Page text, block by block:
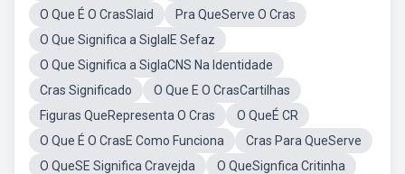
O Que É O CrasSlaid
Pra QueServe O Cras
O Que Significa a SiglaIE Sefaz
O Que Significa a SiglaCNS Na Identidade
Cras Significado
O Que E O CrasCartilhas
Figuras QueRepresenta O Cras
O QueÉ CR
O Que É O CrasE Como Funciona
Cras Para QueServe
O QueSE Significa Cravejda
O QueSignfica Critinha